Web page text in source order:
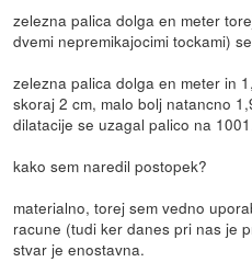
zelezna palica dolga en meter
dvemi nepremikajocimi tockami)
zelezna palica dolga en meter in
skoraj 2 cm, malo bolj natancno
dilatacije se uzagal palico na
kako sem naredil postopek?
materialno, torej sem vedno
racune (tudi ker danes pri nas je
stvar je enostavna.